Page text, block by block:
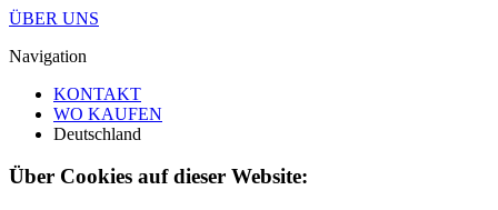
ÜBER UNS
Navigation
KONTAKT
WO KAUFEN
Deutschland
Über Cookies auf dieser Website: